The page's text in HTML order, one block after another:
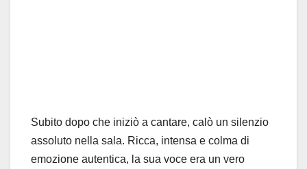
Subito dopo che iniziò a cantare, calò un silenzio
assoluto nella sala. Ricca, intensa e colma di
emozione autentica, la sua voce era un vero